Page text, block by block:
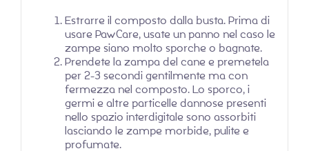
Estrarre il composto dalla busta. Prima di
usare PawCare, usate un panno nel caso le
zampe siano molto sporche o bagnate.
Prendete la zampa del cane e premetela
per 2-3 secondi gentilmente ma con
fermezza nel composto. Lo sporco, i
germi e altre particelle dannose presenti
nello spazio interdigitale sono assorbiti
lasciando le zampe morbide, pulite e
profumate.